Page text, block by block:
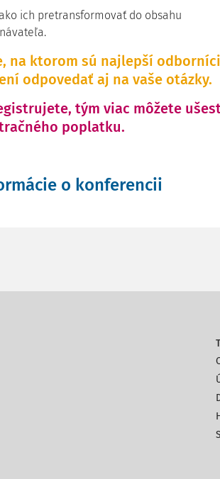
ich pretransformovať do obsahu
na ktorom sú najlepší
odpovedať aj na vaše otázky.
tým viac môžete
poplatku.
o konferencii